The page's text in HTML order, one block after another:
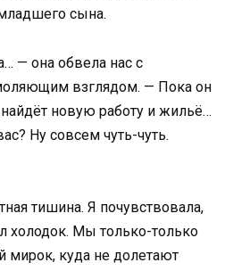
сына.
— она обвела нас с
взглядом. — Пока он
найдёт новую работу и жильё…
Ну совсем чуть-чуть.
тишина. Я почувствовала,
холодок. Мы только-только
мирок, куда не долетают